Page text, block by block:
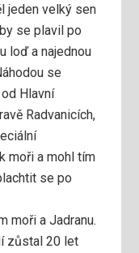
jeden velký sen
se plavil po
loď a najednou
se
Hlavní
Radvanicích,
moři a mohl tím
se po
moři a Jadranu.
zůstal 20 let